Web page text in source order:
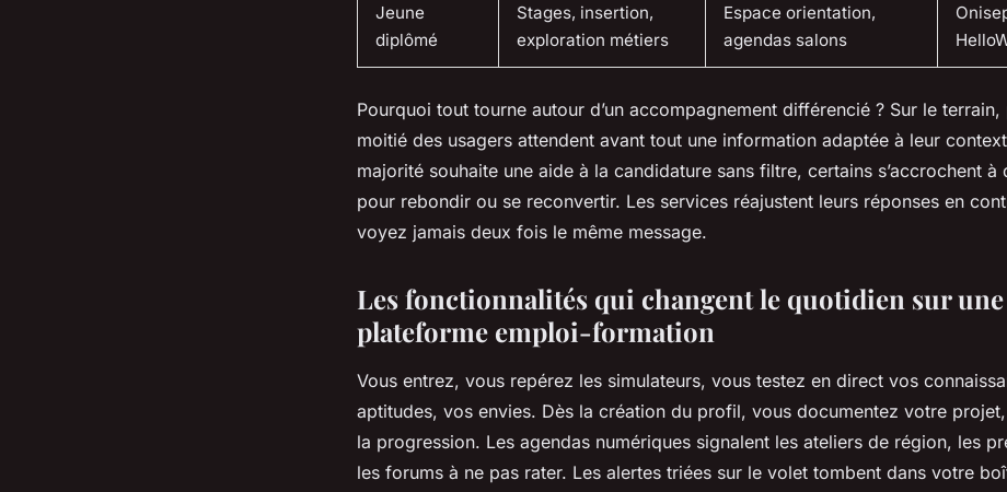
Jeune
diplômé
Stages, insertion,
exploration métiers
Espace orientation,
agendas salons
Pourquoi tout tourne autour d’un accompagnement différencié ? Sur le terrain,
moitié des usagers attendent avant tout une information adaptée à leur
majorité souhaite une aide à la candidature sans filtre, certains s’accrochent à
pour rebondir ou se reconvertir. Les services réajustent leurs réponses en
voyez jamais deux fois le même message.
Les fonctionnalités qui changent le quotidien sur une
plateforme emploi-formation
Vous entrez, vous repérez les simulateurs, vous testez en direct vos
aptitudes, vos envies. Dès la création du profil, vous documentez votre
la progression. Les agendas numériques signalent les ateliers de région, les
les forums à ne pas rater. Les alertes triées sur le volet tombent dans votre